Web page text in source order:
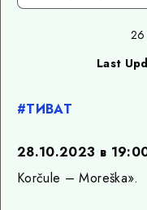
26
Last
#ТИВАТ
28.10.2023 в
Korčule – Moreška».